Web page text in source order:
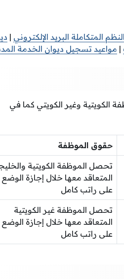
المتكاملة البريد الإلكتروني |
| مواعيد تسجيل ديوان الخدمة
الكويتية وغير الكويتي كما في
حقوق الموظفة
تحصل الموظفة الكويتية
المتعاقد معها خلال إجازة الوضع
على راتب كامل
تحصل الموظفة غير الكويتية
المتعاقد معها خلال إجازة الوضع
على راتب كامل